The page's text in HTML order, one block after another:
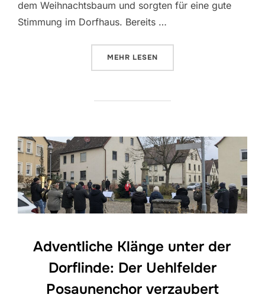
dem Weihnachtsbaum und sorgten für eine gute
Stimmung im Dorfhaus. Bereits …
MEHR ÜBER „SILVESTERFEIER IN
LESEN
Adventliche Klänge unter der
Dorflinde: Der Uehlfelder
Posaunenchor verzaubert